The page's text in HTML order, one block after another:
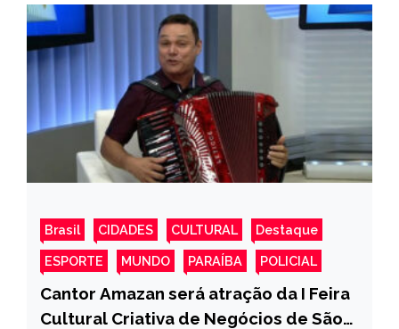
Brasil CIDADES CULTURAL Destaque
ESPORTE MUNDO PARAÍBA POLICIAL
Cantor Amazan será atração da I Feira
Cultural Criativa de Negócios de São